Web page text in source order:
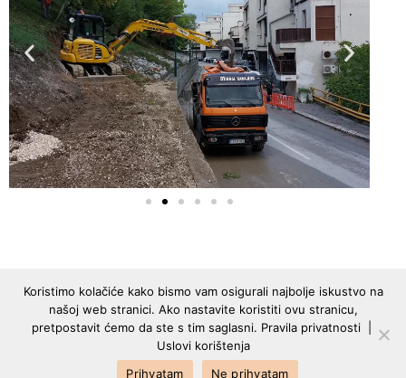
Srebrenička br. 1, 71000 Sarajevo
+387 33 656 680
info@mibral.ba
Koristimo kolačiće kako bismo vam osigurali najbolje iskustvo na
našoj web stranici. Ako nastavite koristiti ovu stranicu,
pretpostavit ćemo da ste s tim saglasni. Pravila privatnosti|
Uslovi korištenja
Prihvatam
Ne prihvatam